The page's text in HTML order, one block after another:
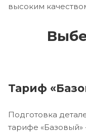
высоким
Тариф
Подготовка
тарифе «Базовый»